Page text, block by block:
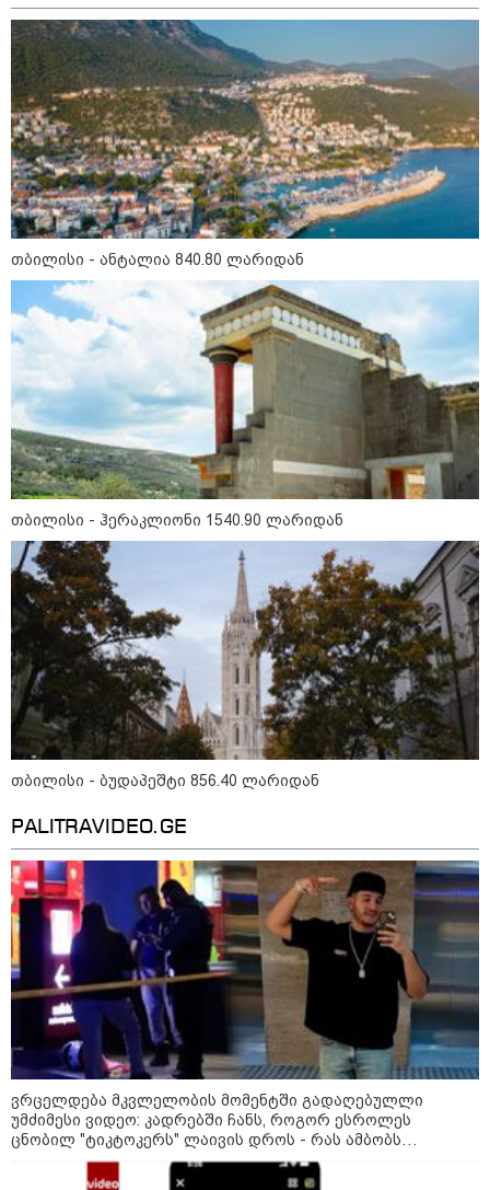
13:59 / 06-08-2026
ნიკა მელიას სასამართლოს
უპატივცემლობის ფაქტზე 1 წლით და 6
თვით თავისუფლების აღკვეთა მიესაჯა
09:52 / 07-08-2026
"მეტასგან" რაიმე მონაცემები? -
რას პასუხობს კითხვაზე ნია
იმნაძის ადვოკატი
09:25 / 07-08-2026
"დასრულდა 9-თვიანი კოშმარი
570 ოჯახისთვის" - "სფერო
ჰოლდინგის" თანამშრომლებს
განაჩენი გამოუტანეს: რა
სასჯელი ელოდებათ სოფიკო
პეტრიაშვილსა და გივი
წულეისკირს
19:42 / 06-08-2026
"იმნაძემ მის მეგობრებს
ალექსანდრე გაბაშვილს და
გიორგი მალანიას უთხრა,
თითქოსდა მისი მასწავლებელი,
გიგა ავალიანი ზედმეტ
ყურადღებას იჩენდა მის
მიმართ, რითაც გაბაშვილი
წააქეზა" - პროკურატურა
19:33 / 06-08-2026
რა სასჯელი ემუქრება ნია
იმნაძეს? - პროკურატურამ მას
ბრალდება წარუდგინა
კატეგორიის ყველა სიახლე
მკითხველის რჩევით
თბილისი - ანტალია 840.80 ლარიდან
თბილისი - ჰერაკლიონი 1540.90 ლარიდან
თბილისი - ბუდაპეშტი 856.40 ლარიდან
PALITRAVIDEO.GE
ვრცელდება მკვლელობის მომენტში გადაღებულლი
უმძიმესი ვიდეო: კადრებში ჩანს, როგორ ესროლეს
ცნობილ "ტიკტოკერს" ლაივის დროს - რას ამბობს
მომხდარზე მექსიკის პოლიცია